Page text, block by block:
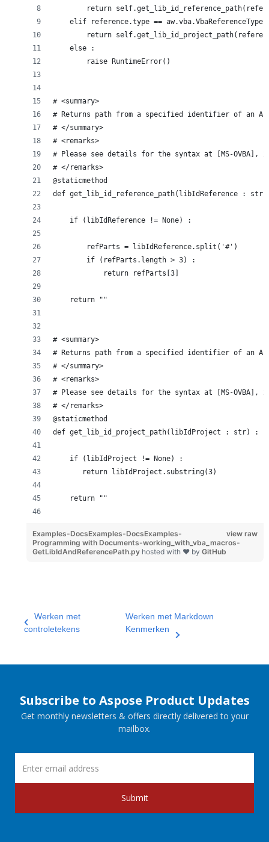
return
elif reference.type ==
return
    else :
        raise RuntimeError()
# <summary>
# Returns path from a specified identifier of an
# </summary>
# <remarks>
# Please see details for the syntax at [MS-OVBA],
# </remarks>
@staticmethod
def get_lib_id_reference_path(libIdReference :
    if (libIdReference != None) :
        refParts = libIdReference.split('#')
        if (refParts.length > 3) :
            return refParts[3]
    return ""
# <summary>
# Returns path from a specified identifier of an
# </summary>
# <remarks>
# Please see details for the syntax at [MS-OVBA],
# </remarks>
@staticmethod
def get_lib_id_project_path(libIdProject : str) :
    if (libIdProject != None) :
       return libIdProject.substring(3)
    return ""
view raw
Examples-DocsExamples-DocsExamples-
Programming with Documents-working_with_vba_macros-
GetLibIdAndReferencePath.py hosted with ❤ by GitHub
Werken met
controletekens
Werken met Markdown
Kenmerken
Subscribe to Aspose Product Updates
Get monthly newsletters & offers directly delivered to your
mailbox.
Submit